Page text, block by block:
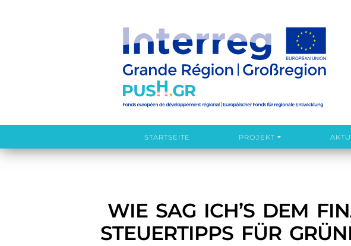
STARTSEITE PROJEKT
WIE SAG ICH’S DEM
STEUERTIPPS FÜR